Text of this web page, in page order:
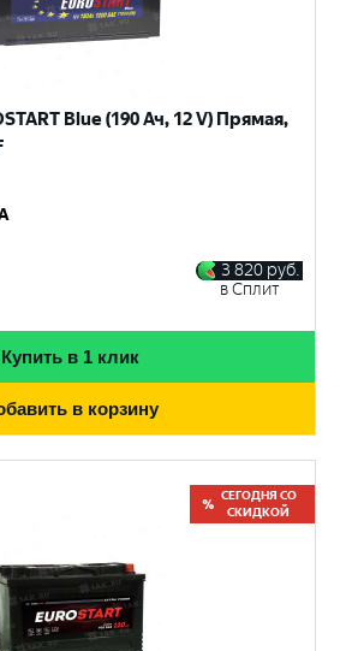
Blue (190 Ач, 12 V) Прямая,
3 820 руб.
в Сплит
Купить в 1 клик
в корзину
СЕГОДНЯ СО
СКИДКОЙ